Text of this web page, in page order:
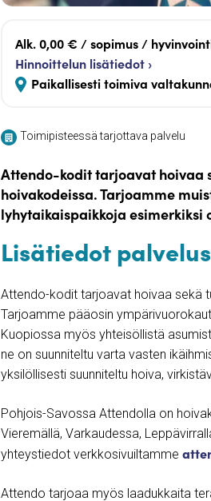
Alk. 0,00 € / sopimus /
Hinnoittelun lisätiedot ›
Paikallisesti toimiva
Toimipisteessä tarjottava palvelu
Attendo-kodit tarjoavat hoivaa
hoivakodeissa. Tarjoamme
lyhytaikaispaikkoja
Lisätiedot
Attendo-kodit tarjoavat hoivaa sekä
Tarjoamme pääosin
Kuopiossa myös yhteisöllistä
ne on suunniteltu varta vasten
yksilöllisesti suunniteltu hoiva,
Pohjois-Savossa Attendolla on
Vieremällä, Varkaudessa,
yhteystiedot verkkosivuiltamme
Attendo tarjoaa myös laadukkaita